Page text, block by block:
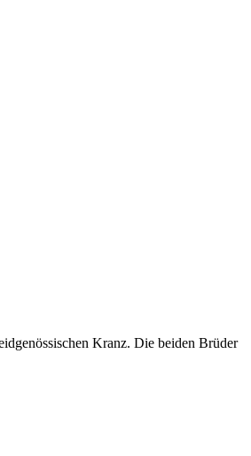
Kranz. Die beiden Brüder